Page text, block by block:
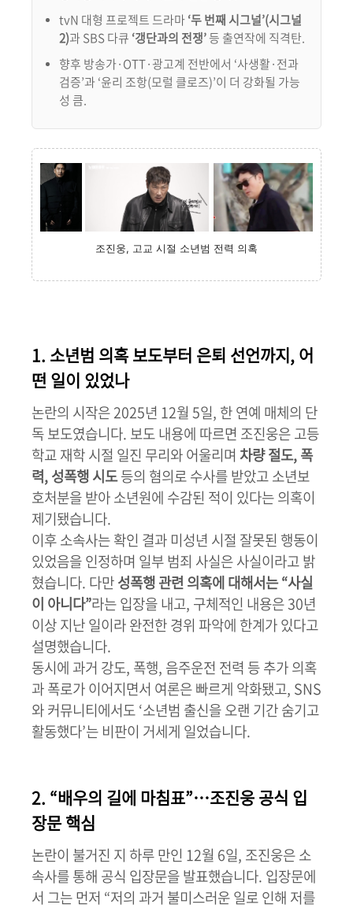
tvN 대형 프로젝트 드라마‘두 번째 시그널’(시그널
2)과 SBS 다큐 ‘갱단과의 전쟁’등 출연작에 직격탄.
향후 방송가·OTT·광고계 전반에서 ‘사생활·전과
검증’과 ‘윤리 조항(모럴 클로즈)’이 더 강화될 가능
성 큼.
조진웅, 고교 시절 소년범 전력 의혹
1. 소년범 의혹 보도부터 은퇴 선언까지, 어
떤 일이 있었나
논란의 시작은 2025년 12월 5일, 한 연예 매체의 단
독 보도였습니다. 보도 내용에 따르면 조진웅은 고등
학교 재학 시절 일진 무리와 어울리며 차량 절도, 폭
력, 성폭행 시도등의 혐의로 수사를 받았고 소년보
호처분을 받아 소년원에 수감된 적이 있다는 의혹이
제기됐습니다.
이후 소속사는 확인 결과 미성년 시절 잘못된 행동이
있었음을 인정하며 일부 범죄 사실은 사실이라고 밝
혔습니다. 다만성폭행 관련 의혹에 대해서는 “사실
이 아니다”라는 입장을 내고, 구체적인 내용은 30년
이상 지난 일이라 완전한 경위 파악에 한계가 있다고
설명했습니다.
동시에 과거 강도, 폭행, 음주운전 전력 등 추가 의혹
과 폭로가 이어지면서 여론은 빠르게 악화됐고, SNS
와 커뮤니티에서도 ‘소년범 출신을 오랜 기간 숨기고
활동했다’는 비판이 거세게 일었습니다.
2. “배우의 길에 마침표”…조진웅 공식 입
장문 핵심
논란이 불거진 지 하루 만인 12월 6일, 조진웅은 소
속사를 통해 공식 입장문을 발표했습니다. 입장문에
서 그는 먼저 “저의 과거 불미스러운 일로 인해 저를